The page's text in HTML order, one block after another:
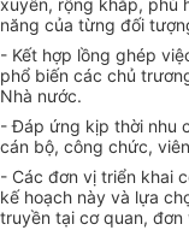
xuyên, rộng khắp, phù
năng của từng đối
- Kết hợp lồng ghép
phổ biến các chủ
Nhà nước.
- Đáp ứng kịp thời nhu
cán bộ, công chức,
- Các đơn vị triển khai
kế hoạch này và lựa
truyền tại cơ quan, đơn